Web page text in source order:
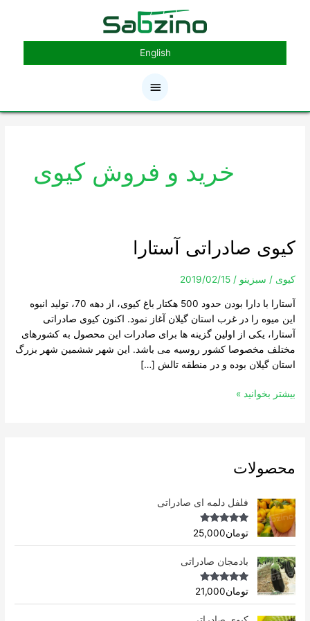
فهرست
اصلی
English
خرید و فروش کیوی
کیوی صادراتی آستارا
کیوی / سبزینو/
2019/02/15
آستارا با دارا بودن حدود 500 هکتار باغ کیوی، از دهه 70، تولید انبوه
این میوه را در غرب استان گیلان آغاز نمود. اکنون کیوی صادراتی
آستارا، یکی از اولین گزینه ها برای صادرات این محصول به کشورهای
مختلف مخصوصا کشور روسیه می باشد. این شهر ششمین شهر بزرگ
استان گیلان بوده و در منطقه تالش […]
کیوی
صادراتی
آستارا
بیشتر بخوانید »
محصولات
فلفل دلمه ای صادراتی
Rated4.96
out of 5
تومان25,000
بادمجان صادراتی
Rated4.75
out of 5
تومان21,000